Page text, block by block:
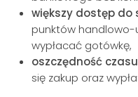
większy dostęp do
punktów handlowo-
wypłacać gotówkę,
oszczędność czasu
się zakup oraz